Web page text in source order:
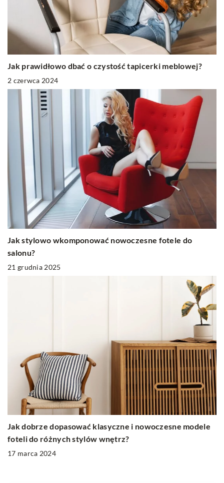
Jak prawidłowo dbać o czystość tapicerki meblowej?
2 czerwca 2024
Jak stylowo wkomponować nowoczesne fotele do
salonu?
21 grudnia 2025
Jak dobrze dopasować klasyczne i nowoczesne modele
foteli do różnych stylów wnętrz?
17 marca 2024